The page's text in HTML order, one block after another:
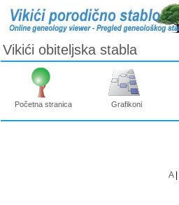
Vikići obiteljska stabla
Početna stranica Grafikoni
A|